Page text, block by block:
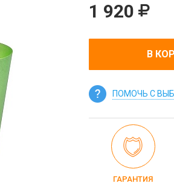
1 920
В
ПОМОЧЬ С
ГАРАНТИЯ